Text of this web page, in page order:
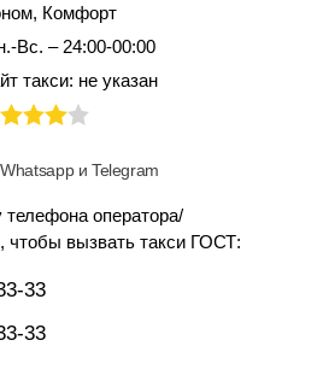
Комфорт
Вс. – 24:00-00:00
такси: не указан
и Telegram
оператора/
чтобы вызвать такси ГОСТ:
33
33